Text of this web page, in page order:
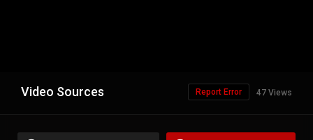
Video Sources 47 Views
Report Error